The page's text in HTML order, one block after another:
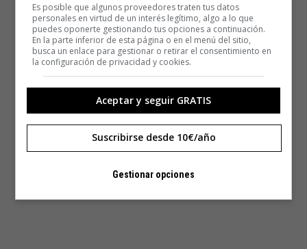
Es posible que algunos proveedores traten tus datos
personales en virtud de un interés legítimo, algo a lo que
puedes oponerte gestionando tus opciones a continuación.
En la parte inferior de esta página o en el menú del sitio,
busca un enlace para gestionar o retirar el consentimiento en
la configuración de privacidad y cookies.
Aceptar y seguir GRATIS
Suscribirse desde 10€/año
Gestionar opciones